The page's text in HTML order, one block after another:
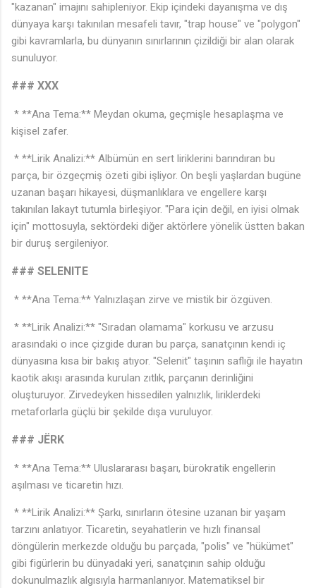
"kazanan" imajını sahipleniyor. Ekip içindeki dayanışma ve dış
dünyaya karşı takınılan mesafeli tavır, "trap house" ve "polygon"
gibi kavramlarla, bu dünyanın sınırlarının çizildiği bir alan olarak
sunuluyor.
### XXX
* **Ana Tema:** Meydan okuma, geçmişle hesaplaşma ve
kişisel zafer.
* **Lirik Analizi:** Albümün en sert liriklerini barındıran bu
parça, bir özgeçmiş özeti gibi işliyor. On beşli yaşlardan bugüne
uzanan başarı hikayesi, düşmanlıklara ve engellere karşı
takınılan lakayt tutumla birleşiyor. "Para için değil, en iyisi olmak
için" mottosuyla, sektördeki diğer aktörlere yönelik üstten bakan
bir duruş sergileniyor.
### SELENITE
* **Ana Tema:** Yalnızlaşan zirve ve mistik bir özgüven.
* **Lirik Analizi:** "Sıradan olamama" korkusu ve arzusu
arasındaki o ince çizgide duran bu parça, sanatçının kendi iç
dünyasına kısa bir bakış atıyor. "Selenit" taşının saflığı ile hayatın
kaotik akışı arasında kurulan zıtlık, parçanın derinliğini
oluşturuyor. Zirvedeyken hissedilen yalnızlık, liriklerdeki
metaforlarla güçlü bir şekilde dışa vuruluyor.
### JËRK
* **Ana Tema:** Uluslararası başarı, bürokratik engellerin
aşılması ve ticaretin hızı.
* **Lirik Analizi:** Şarkı, sınırların ötesine uzanan bir yaşam
tarzını anlatıyor. Ticaretin, seyahatlerin ve hızlı finansal
döngülerin merkezde olduğu bu parçada, "polis" ve "hükümet"
gibi figürlerin bu dünyadaki yeri, sanatçının sahip olduğu
dokunulmazlık algısıyla harmanlanıyor. Matematiksel bir